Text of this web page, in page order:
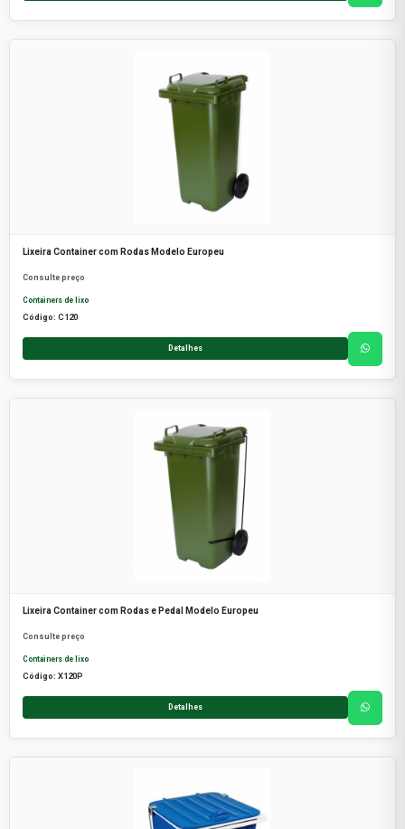
Lixeira Container com Rodas Modelo Europeu
Consulte preço
Containers de lixo
Código: C120
Detalhes
Lixeira Container com Rodas e Pedal Modelo Europeu
Consulte preço
Containers de lixo
Código: X120P
Detalhes